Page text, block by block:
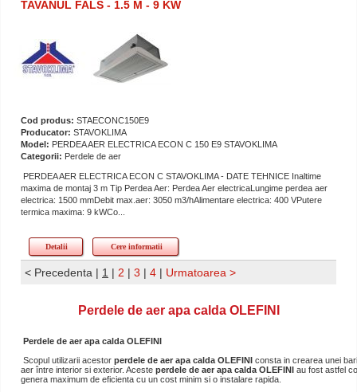
TAVANUL FALS - 1.5 M - 9 KW
Cod produs: STAECONC150E9
Producator: STAVOKLIMA
Model: PERDEA AER ELECTRICA ECON C 150 E9 STAVOKLIMA
Categorii: Perdele de aer
PERDEA AER ELECTRICA ECON C STAVOKLIMA - DATE TEHNICE Inaltime
maxima de montaj 3 m Tip Perdea Aer: Perdea Aer electricaLungime perdea aer
electrica: 1500 mmDebit max.aer: 3050 m3/hAlimentare electrica: 400 VPutere
termica maxima: 9 kWCo...
Detalii Cere informatii
< Precedenta | 1 | 2 | 3 | 4 | Urmatoarea >
Perdele de aer apa calda OLEFINI
Perdele de aer apa calda OLEFINI
Scopul utilizarii acestor perdele de aer apa calda OLEFINI consta in crearea unei
aer între interior si exterior. Aceste perdele de aer apa calda OLEFINI au fost astfel
genera maximum de eficienta cu un cost minim si o instalare rapida.